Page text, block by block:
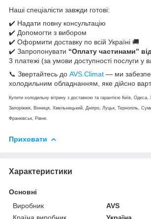
Наші спеціалісти завжди готові:
✔️ Надати повну консультацію
✔️ Допомогти з вибором
✔️ Оформити доставку по всій Україні 🚚
✔️ Запропонувати “Оплату частинами”
3 платежі (за умови доступності послуги у
📞 Звертайтесь до AVS.Climat — ми
холодильним обладнанням, яке дійсно
Купити холодильну вітрину з доставкою та гарантією Київ, Одеса,
Запоріжжя, Вінниця, Хмельницький, Дніпро, Луцьк, Тернопіль,
Франківськ, Рівне.
Приховати
Характеристики
Основні
Виробник
AVS
Країна виробник
Україна